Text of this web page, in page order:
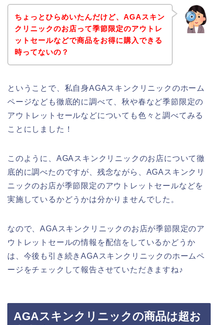
ちょっとひらめいたんだけど、AGAスキン
クリニックのお店って季節限定のアウトレ
ットセールなどで商品をお得に購入できる
時ってないの？
ということで、私自身AGAスキンクリニックのホーム
ページなども徹底的に調べて、秋や春など季節限定の
アウトレットセールなどについても色々と調べてみる
ことにしました！
このように、AGAスキンクリニックのお店について徹
底的に調べたのですが、残念ながら、AGAスキンクリ
ニックのお店が季節限定のアウトレットセールなどを
実施しているかどうかは分かりませんでした。
なので、AGAスキンクリニックのお店が季節限定のア
ウトレットセールの情報を配信をしているかどうか
は、今後も引き続きAGAスキンクリニックのホームペ
ージをチェックして報告させていただきますね♪
AGAスキンクリニックの商品は超お